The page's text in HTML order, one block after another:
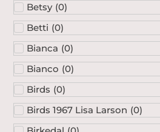
Betsy (0)
Betti (0)
Bianca (0)
Bianco (0)
Birds (0)
Birds 1967 Lisa Larson (0)